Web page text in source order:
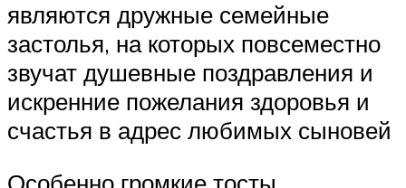
являются дружные семейные
застолья, на которых повсеместно
звучат душевные поздравления и
искренние пожелания здоровья и
счастья в адрес любимых сыновей